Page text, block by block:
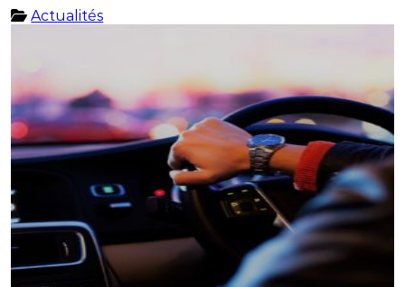
Actualités